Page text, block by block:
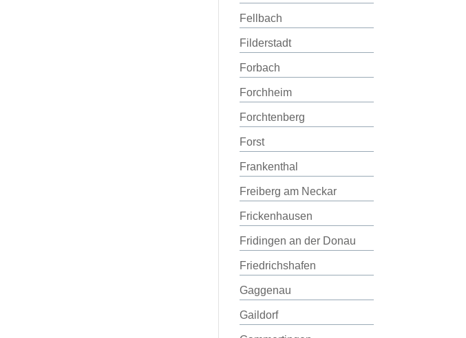
Fellbach
Filderstadt
Forbach
Forchheim
Forchtenberg
Forst
Frankenthal
Freiberg am Neckar
Frickenhausen
Fridingen an der Donau
Friedrichshafen
Gaggenau
Gaildorf